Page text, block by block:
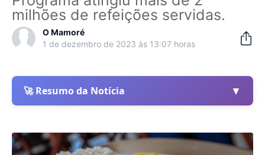
milhões de refeições servidas.
O Mamoré
1 de dezembro de 2023 às 13:07 horas
🚀 Resumo da Notícia ▼